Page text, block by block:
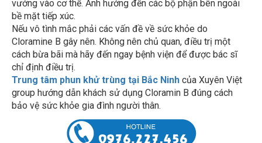
bề mặt tiếp xúc.
Nếu vô tình mắc phải các vấn đề về sức khỏe do
Cloramine B gây nên. Không nên chủ quan, điều trị một
cách bừa bãi mà hãy đến ngay bệnh viện để được bác sĩ
chỉ định điều trị.
Trung tâm phun khử trùng tại Bắc Ninh
của Xuyên Việt
group hướng dẫn khách sử dụng Cloramin B đúng cách
bảo vệ sức khỏe gia đình người thân.